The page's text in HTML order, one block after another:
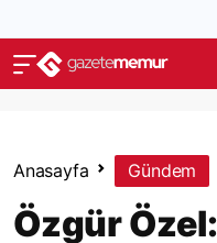
Anasayfa Gündem
Özgür